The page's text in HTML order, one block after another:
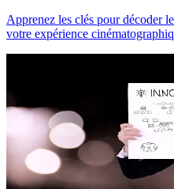
Apprenez les clés pour décoder
votre expérience